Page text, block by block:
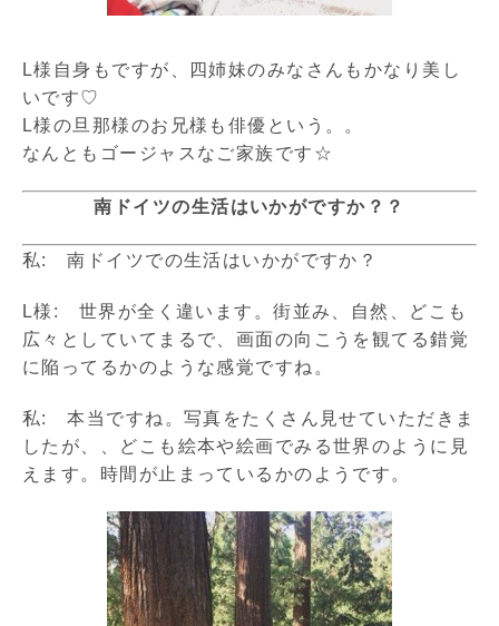
L様自身もですが、四姉妹のみなさんもかなり美し
いです♡
L様の旦那様のお兄様も俳優という。。
なんともゴージャスなご家族です☆
南ドイツの生活はいかがですか？？
私: 南ドイツでの生活はいかがですか？
L様: 世界が全く違います。街並み、自然、どこも
広々としていてまるで、画面の向こうを観てる錯覚
に陥ってるかのような感覚ですね。
私: 本当ですね。写真をたくさん見せていただきま
したが、、どこも絵本や絵画でみる世界のように見
えます。時間が止まっているかのようです。